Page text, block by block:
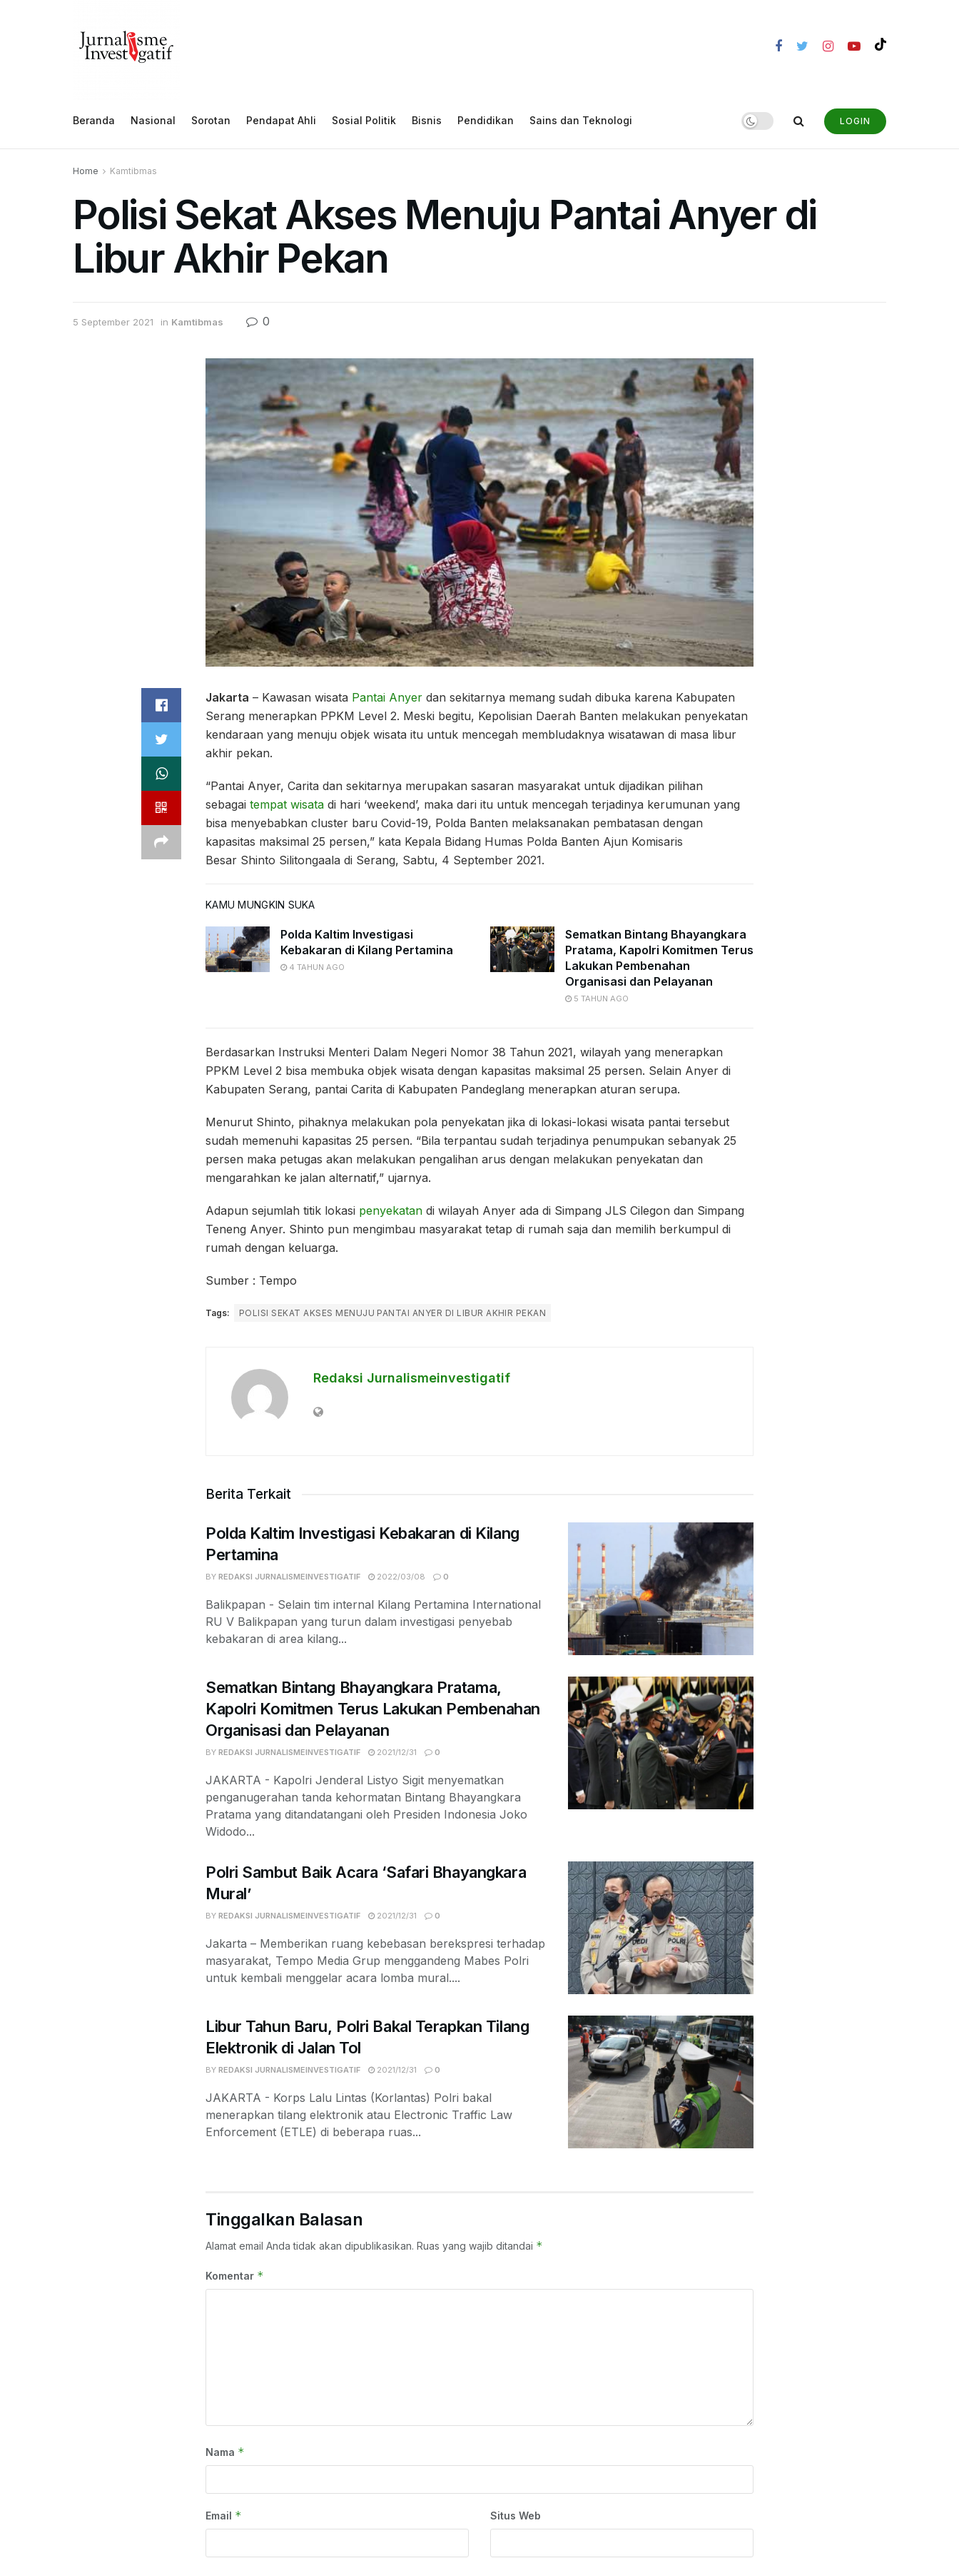
Beranda Nasional Sorotan Pendapat Ahli Sosial Politik Bisnis Pendidikan Sains dan Teknologi LOGIN
Home Kamtibmas
Polisi Sekat Akses Menuju Pantai Anyer di
Libur Akhir Pekan
5 September 2021 in Kamtibmas 0
Jakarta – Kawasan wisata Pantai Anyer dan sekitarnya memang sudah dibuka karena Kabupaten
Serang menerapkan PPKM Level 2. Meski begitu, Kepolisian Daerah Banten melakukan penyekatan
kendaraan yang menuju objek wisata itu untuk mencegah membludaknya wisatawan di masa libur
akhir pekan.
“Pantai Anyer, Carita dan sekitarnya merupakan sasaran masyarakat untuk dijadikan pilihan
sebagai tempat wisata di hari ‘weekend’, maka dari itu untuk mencegah terjadinya kerumunan yang
bisa menyebabkan cluster baru Covid-19, Polda Banten melaksanakan pembatasan dengan
kapasitas maksimal 25 persen,” kata Kepala Bidang Humas Polda Banten Ajun Komisaris
Besar Shinto Silitongaala di Serang, Sabtu, 4 September 2021.
KAMU MUNGKIN SUKA
Polda Kaltim Investigasi
Kebakaran di Kilang Pertamina
4 TAHUN AGO
Sematkan Bintang Bhayangkara
Pratama, Kapolri Komitmen Terus
Lakukan Pembenahan
Organisasi dan Pelayanan
5 TAHUN AGO
Berdasarkan Instruksi Menteri Dalam Negeri Nomor 38 Tahun 2021, wilayah yang menerapkan
PPKM Level 2 bisa membuka objek wisata dengan kapasitas maksimal 25 persen. Selain Anyer di
Kabupaten Serang, pantai Carita di Kabupaten Pandeglang menerapkan aturan serupa.
Menurut Shinto, pihaknya melakukan pola penyekatan jika di lokasi-lokasi wisata pantai tersebut
sudah memenuhi kapasitas 25 persen. “Bila terpantau sudah terjadinya penumpukan sebanyak 25
persen maka petugas akan melakukan pengalihan arus dengan melakukan penyekatan dan
mengarahkan ke jalan alternatif,” ujarnya.
Adapun sejumlah titik lokasi penyekatan di wilayah Anyer ada di Simpang JLS Cilegon dan Simpang
Teneng Anyer. Shinto pun mengimbau masyarakat tetap di rumah saja dan memilih berkumpul di
rumah dengan keluarga.
Sumber : Tempo
Tags: POLISI SEKAT AKSES MENUJU PANTAI ANYER DI LIBUR AKHIR PEKAN
Redaksi Jurnalismeinvestigatif
Berita Terkait
Polda Kaltim Investigasi Kebakaran di Kilang
Pertamina
BY REDAKSI JURNALISMEINVESTIGATIF 2022/03/08 0
Balikpapan - Selain tim internal Kilang Pertamina International
RU V Balikpapan yang turun dalam investigasi penyebab
kebakaran di area kilang...
Sematkan Bintang Bhayangkara Pratama,
Kapolri Komitmen Terus Lakukan Pembenahan
Organisasi dan Pelayanan
BY REDAKSI JURNALISMEINVESTIGATIF 2021/12/31 0
JAKARTA - Kapolri Jenderal Listyo Sigit menyematkan
penganugerahan tanda kehormatan Bintang Bhayangkara
Pratama yang ditandatangani oleh Presiden Indonesia Joko
Widodo...
Polri Sambut Baik Acara ‘Safari Bhayangkara
Mural’
BY REDAKSI JURNALISMEINVESTIGATIF 2021/12/31 0
Jakarta – Memberikan ruang kebebasan berekspresi terhadap
masyarakat, Tempo Media Grup menggandeng Mabes Polri
untuk kembali menggelar acara lomba mural....
Libur Tahun Baru, Polri Bakal Terapkan Tilang
Elektronik di Jalan Tol
BY REDAKSI JURNALISMEINVESTIGATIF 2021/12/31 0
JAKARTA - Korps Lalu Lintas (Korlantas) Polri bakal
menerapkan tilang elektronik atau Electronic Traffic Law
Enforcement (ETLE) di beberapa ruas...
Tinggalkan Balasan
Alamat email Anda tidak akan dipublikasikan. Ruas yang wajib ditandai *
Komentar *
Nama *
Email * Situs Web